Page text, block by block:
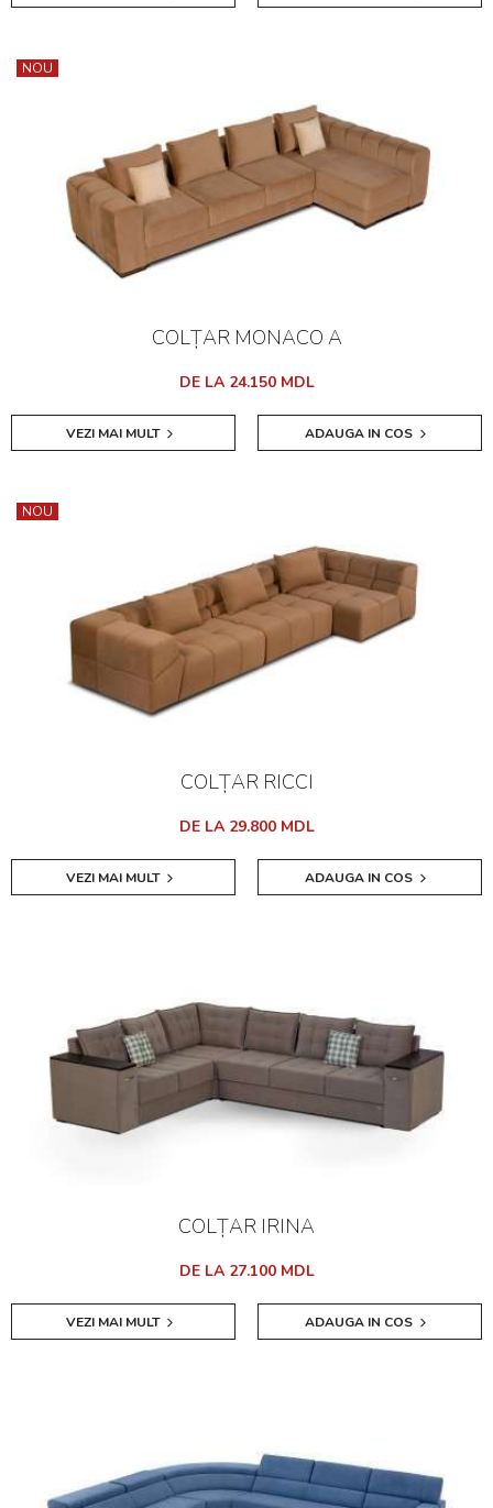
NOU
COLȚAR MONACO A
DE LA 24.150 MDL
VEZI MAI MULT ADAUGA IN COS
NOU
COLȚAR RICCI
DE LA 29.800 MDL
VEZI MAI MULT ADAUGA IN COS
COLȚAR IRINA
DE LA 27.100 MDL
VEZI MAI MULT ADAUGA IN COS